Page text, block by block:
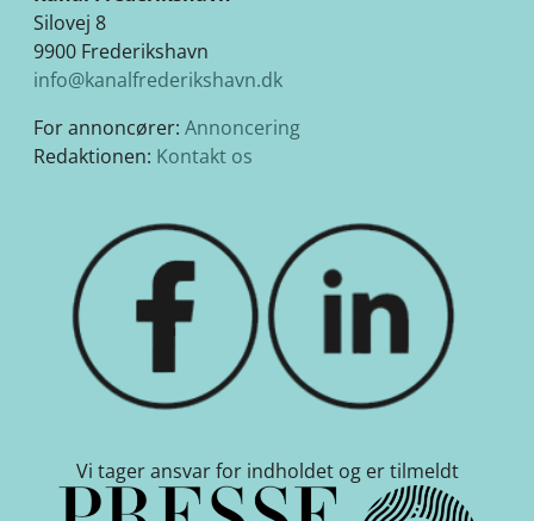
Silovej 8
9900 Frederikshavn
info@kanalfrederikshavn.dk
For annoncører: Annoncering
Redaktionen: Kontakt os
Vi tager ansvar for indholdet og er tilmeldt